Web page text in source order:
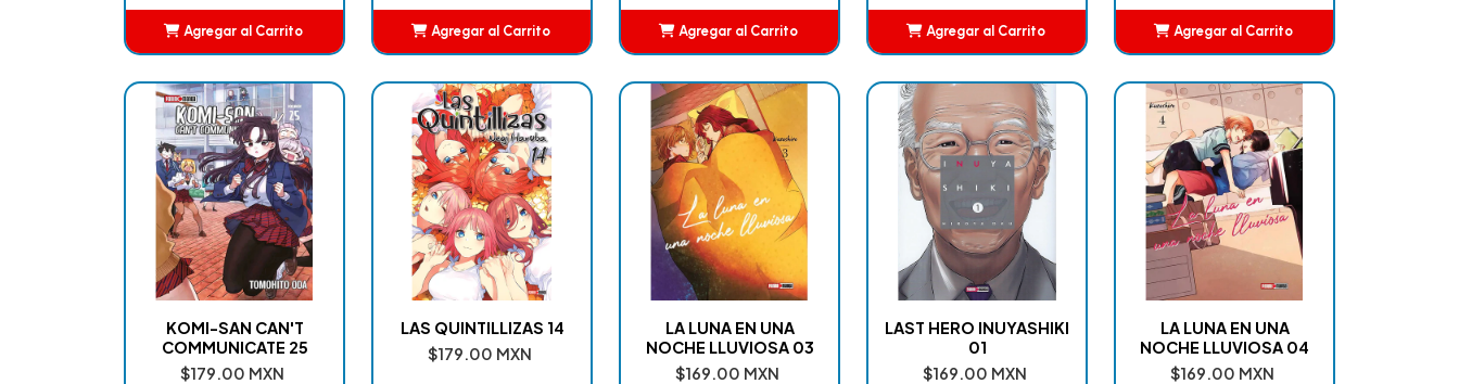
Agregar al Carrito Agregar al Carrito Agregar al Carrito Agregar al Carrito Agregar al Carrito
KOMI-SAN CAN'T
COMMUNICATE 25
$179.00 MXN
LAS QUINTILLIZAS 14
$179.00 MXN
LA LUNA EN UNA
NOCHE LLUVIOSA 03
$169.00 MXN
LAST HERO INUYASHIKI
01
$169.00 MXN
LA LUNA EN UNA
NOCHE LLUVIOSA 04
$169.00 MXN